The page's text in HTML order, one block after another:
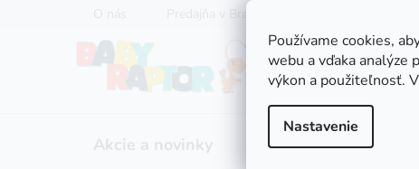
Používame cookies,
webu a vďaka analýze
výkon a použiteľnosť.
Nastavenie
Predajňa v Bratislave
Zľavy Kočíky